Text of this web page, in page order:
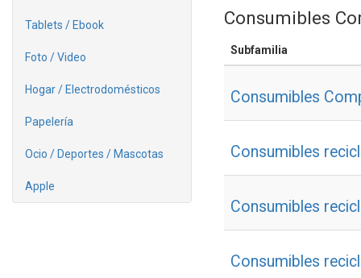
Tablets / Ebook
Foto / Video
Hogar / Electrodomésticos
Papelería
Ocio / Deportes / Mascotas
Apple
Consumibles
Subfamilia
Consumibles
Consumibles
Consumibles
Consumibles